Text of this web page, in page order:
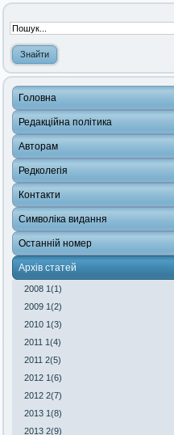
Головна
Редакційна політика
Авторам
Редколегія
Контакти
Символіка видання
Останній номер
Архів статей
2008 1(1)
2009 1(2)
2010 1(3)
2011 1(4)
2011 2(5)
2012 1(6)
2012 2(7)
2013 1(8)
2013 2(9)